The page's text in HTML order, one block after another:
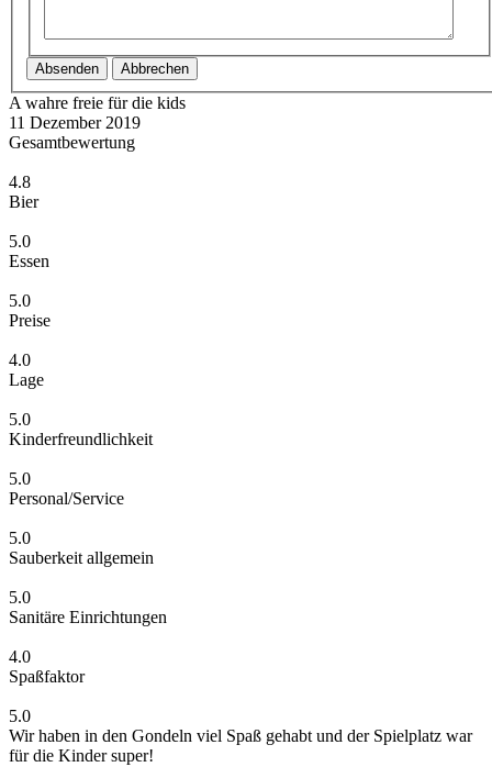
Absenden Abbrechen
A wahre freie für die kids
11 Dezember 2019
Gesamtbewertung
4.8
Bier
5.0
Essen
5.0
Preise
4.0
Lage
5.0
Kinderfreundlichkeit
5.0
Personal/Service
5.0
Sauberkeit allgemein
5.0
Sanitäre Einrichtungen
4.0
Spaßfaktor
5.0
Wir haben in den Gondeln viel Spaß gehabt und der Spielplatz war
für die Kinder super!